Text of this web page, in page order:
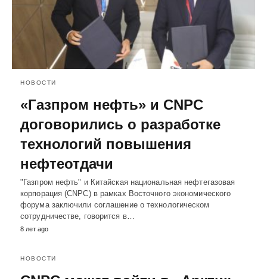
НОВОСТИ
«Газпром нефть» и CNPC
договорились о разработке
технологий повышения
нефтеотдачи
"Газпром нефть" и Китайская национальная нефтегазовая
корпорация (CNPC) в рамках Восточного экономического
форума заключили соглашение о технологическом
сотрудничестве, говорится в…
8 лет ago
НОВОСТИ